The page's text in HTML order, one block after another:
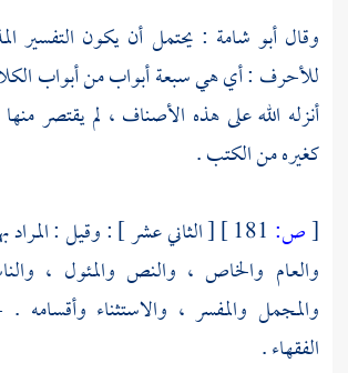
وقالأبو شامة : يحتمل أن يكون التفسير
للأحرف : أي هي سبعة أبواب من أبواب
أنزله الله على هذه الأصناف ، لم يقتصر
كغيره من الكتب .
[ص:
[ الثاني عشر ] : وقيل : المراد
والعام والخاص ، والنص والمئول ،
والمجمل والمفسر ، والاستثناء
الفقهاء .